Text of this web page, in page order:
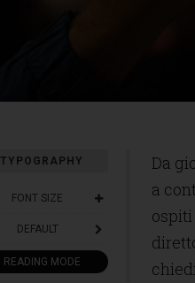
TYPOGRAPHY
FONT SIZE
DEFAULT
READING MODE
Da
a